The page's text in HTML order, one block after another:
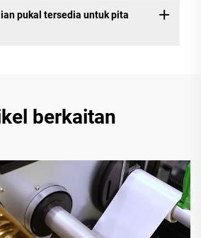
pukal tersedia untuk pita
berkaitan